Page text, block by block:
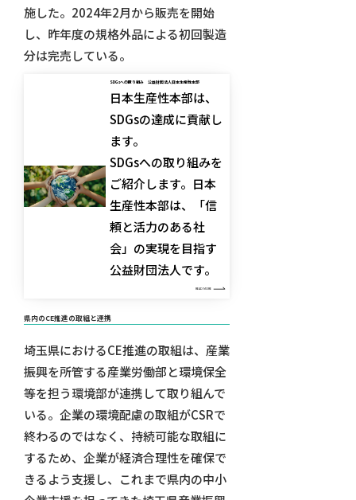
施した。2024年2月から販売を開始
し、昨年度の規格外品による初回製造
分は完売している。
SDGsへの取り組み 公益財団法人日本生産性本部
日本生産性本部は、
SDGsの達成に貢献し
ます。
SDGsへの取り組みを
ご紹介します。日本
生産性本部は、「信
頼と活力のある社
会」の実現を目指す
公益財団法人です。
READ MORE
県内のCE推進の取組と連携
埼玉県におけるCE推進の取組は、産業
振興を所管する産業労働部と環境保全
等を担う環境部が連携して取り組んで
いる。企業の環境配慮の取組がCSRで
終わるのではなく、持続可能な取組に
するため、企業が経済合理性を確保で
きるよう支援し、これまで県内の中小